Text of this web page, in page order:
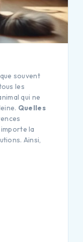
souvent
les
qui ne
Quelles
la
Ainsi,